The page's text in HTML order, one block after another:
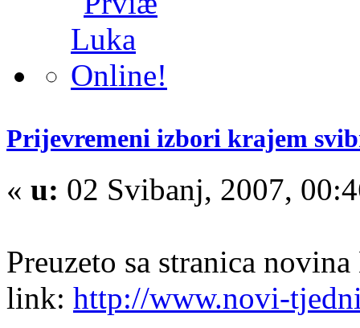
Prijevremeni izbori krajem
« u: 02 Svibanj, 2007,
Preuzeto sa stranica
link: http://www.novi-